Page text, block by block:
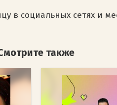
в социальных сетях и
также